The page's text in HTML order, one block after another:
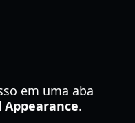
em uma aba
Appearance.